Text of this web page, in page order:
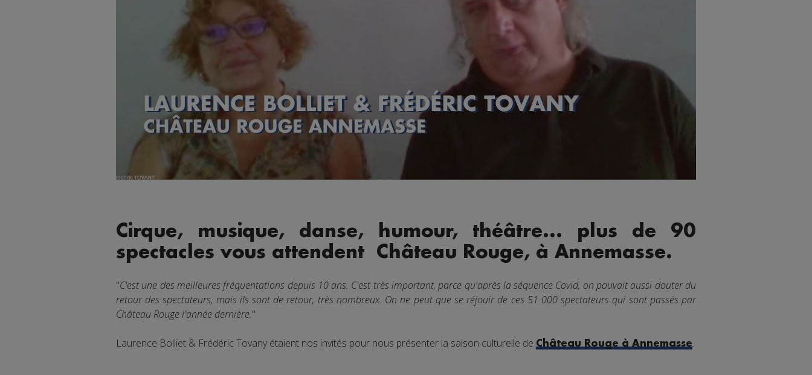
Cirque, musique, danse, humour, théâtre... plus de 90
spectacles vous attendent Château Rouge, à Annemasse.
"C'est une des meilleures fréquentations depuis 10 ans. C'est très important, parce qu'après la séquence Covid, on pouvait aussi douter du
retour des spectateurs, mais ils sont de retour, très nombreux. On ne peut que se réjouir de ces 51 000 spectateurs qui sont passés par
Château Rouge l'année dernière."
Laurence Bolliet & Frédéric Tovany étaient nos invités pour nous présenter la saison culturelle de Château Rouge à Annemasse.